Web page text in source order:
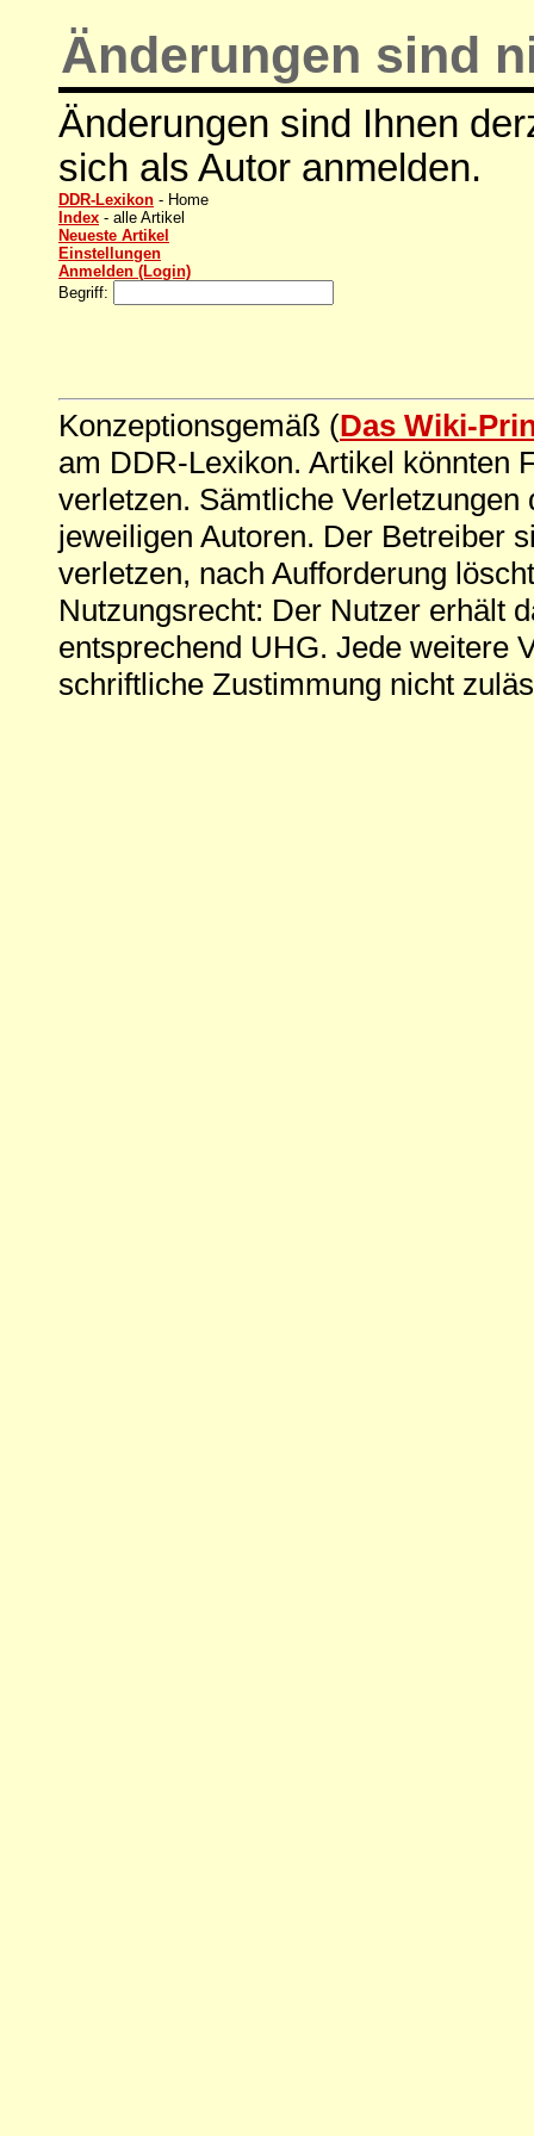
Änderungen sind
Änderungen sind Ihnen
sich als Autor anmelden.
DDR-Lexikon - Home
Index - alle Artikel
Neueste Artikel
Einstellungen
Anmelden (Login)
Begriff:
Konzeptionsgemäß (Das Wiki-
am DDR-Lexikon. Artikel könnten
verletzen. Sämtliche
jeweiligen Autoren. Der Betreiber
verletzen, nach Aufforderung
Nutzungsrecht: Der Nutzer erhält
entsprechend UHG. Jede weitere
schriftliche Zustimmung nicht